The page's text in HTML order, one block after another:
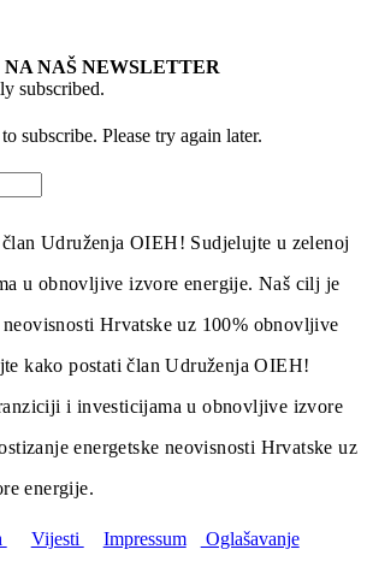
NAŠ NEWSLETTER
subscribed.
subscribe. Please try again later.
Udruženja OIEH! Sudjelujte u zelenoj
u obnovljive izvore energije. Naš cilj je
neovisnosti Hrvatske uz 100% obnovljive
kako postati član Udruženja OIEH!
i investicijama u obnovljive izvore
energetske neovisnosti Hrvatske uz
energije.
Vijesti Impressum
Oglašavanje